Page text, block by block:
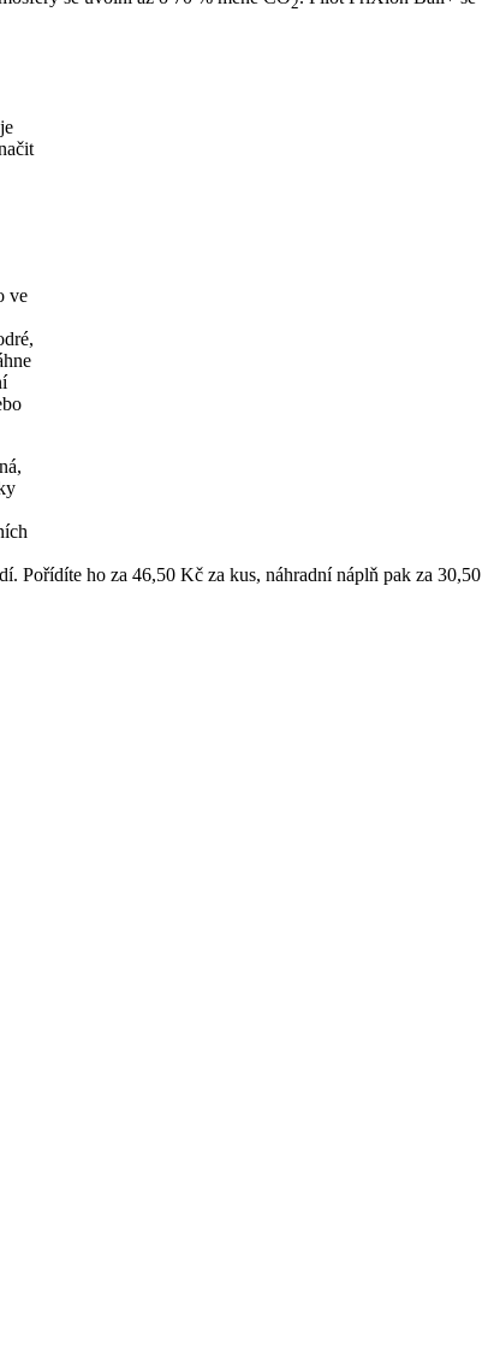
ve
Pořídíte ho za 46,50 Kč za kus, náhradní náplň pak za 30,50